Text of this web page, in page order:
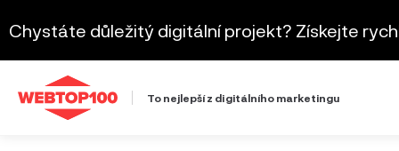
Chystáte důležitý digitální projekt? Získejte
To nejlepší z digitálního marketingu